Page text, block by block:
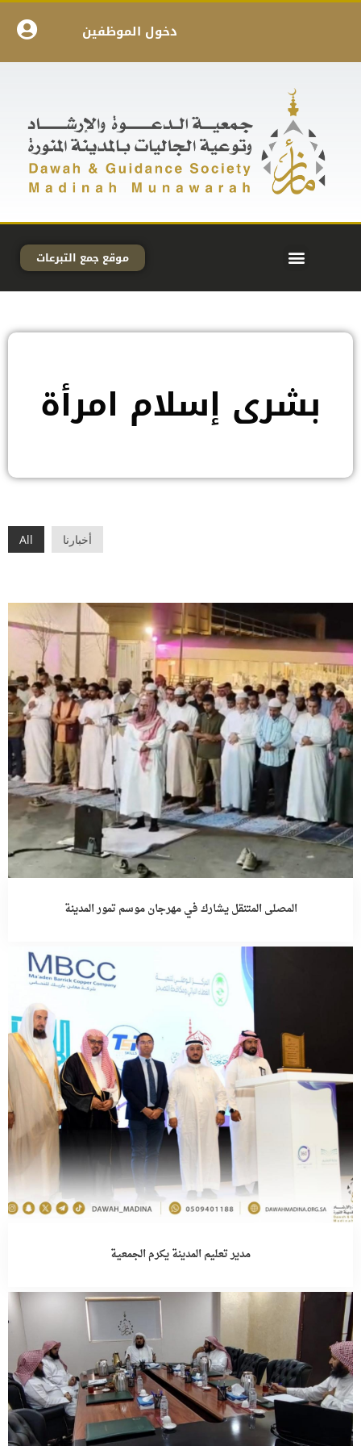
دخول الموظفين
موقع جمع التبرعات
بشرى إسلام امرأة
All أخبارنا
المصلى المتنقل يشارك في مهرجان موسم تمور المدينة
مدير تعليم المدينة يكرم الجمعية